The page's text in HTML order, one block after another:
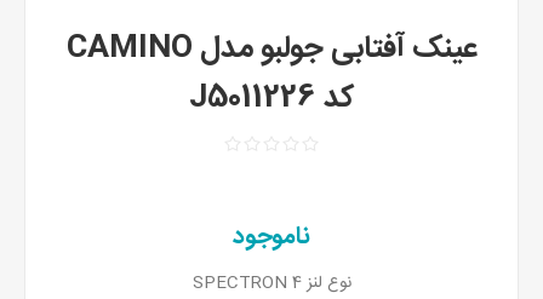
عینک آفتابی جولبو مدل CAMINO
کد J5011226
ناموجود
نوع لنز SPECTRON 4